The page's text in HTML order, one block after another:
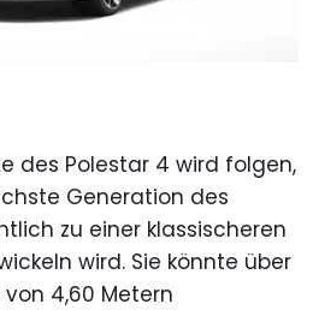
des Polestar 4 wird folgen,
Generation des
zu einer klassischeren
wird. Sie könnte über
4,60 Metern